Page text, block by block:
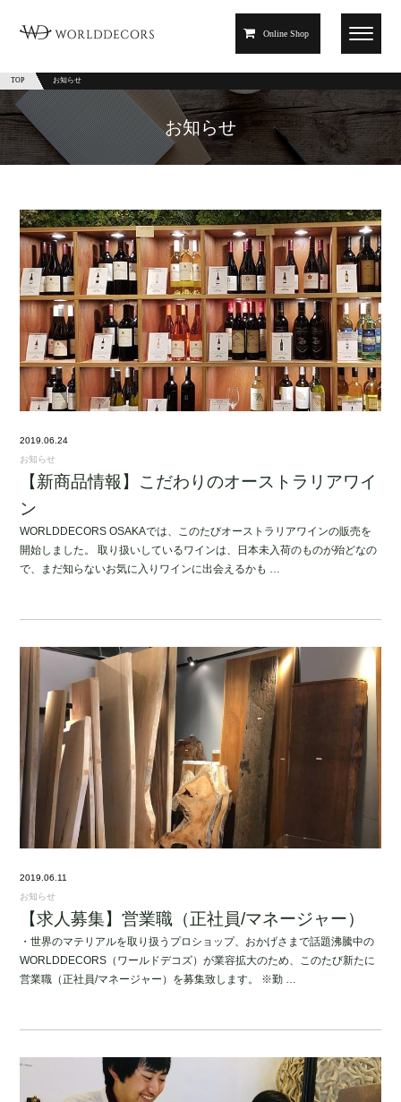
Online Shop
TOP お知らせ
お知らせ
2019.06.24
お知らせ
【新商品情報】こだわりのオーストラリアワイ
ン
WORLDDECORS OSAKAでは、このたびオーストラリアワインの販売を
開始しました。 取り扱いしているワインは、日本未入荷のものが殆どなの
で、まだ知らないお気に入りワインに出会えるかも …
2019.06.11
お知らせ
【求人募集】営業職（正社員/マネージャー）
・世界のマテリアルを取り扱うプロショップ、おかげさまで話題沸騰中の
WORLDDECORS（ワールドデコズ）が業容拡大のため、このたび新たに
営業職（正社員/マネージャー）を募集致します。 ※勤 …